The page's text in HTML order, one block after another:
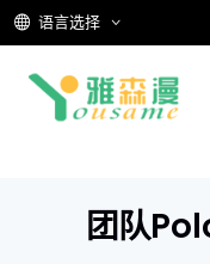
语言选择
团队